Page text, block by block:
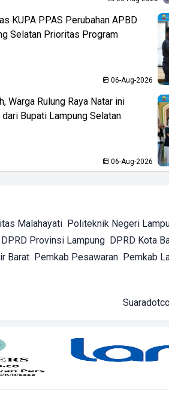
KUPA PPAS Perubahan APBD
Selatan Prioritas Program
06-Aug-2026
Warga Rulung Raya Natar ini
dari Bupati Lampung Selatan
06-Aug-2026
Malahayati Politeknik Negeri
DPRD Provinsi Lampung DPRD Kota
Barat Pemkab Pesawaran Pemkab